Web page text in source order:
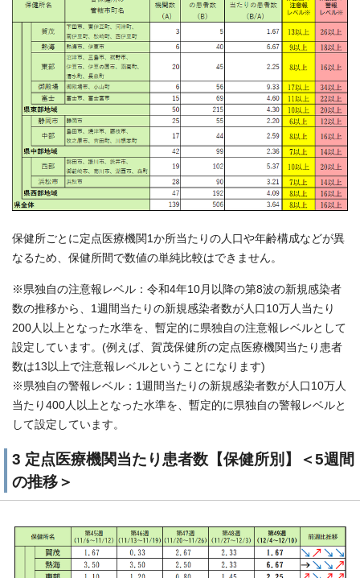
保健所ごとに定点医療機関1か所当たりの人口や年齢構成などが異
なるため、保健所間で数値の単純比較はできません。
※県独自の注意報レベル：令和4年10月以降の第8波の新規感染者
数の推移から、1週間当たりの新規感染者数が人口10万人当たり
200人以上となった水準を、暫定的に県独自の注意報レベルとして
設定しています。(例えば、賀茂保健所の定点医療機関当たり患者
数は13以上で注意報レベルということになります)
※県独自の警報レベル：1週間当たりの新規感染者数が人口10万人
当たり400人以上となった水準を、暫定的に県独自の警報レベルと
して設定しています。
3 定点医療機関当たり患者数【保健所別】＜5週間
の推移＞